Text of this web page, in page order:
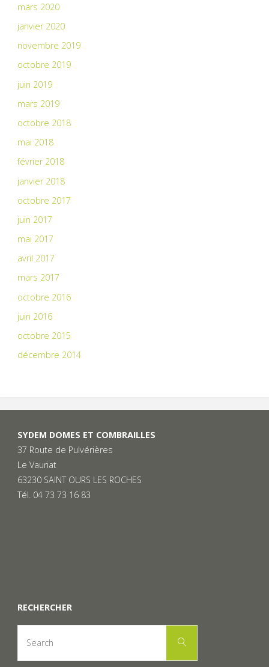
mars 2020
janvier 2020
novembre 2019
octobre 2019
juin 2019
mars 2019
octobre 2018
mai 2018
février 2018
janvier 2018
octobre 2017
juin 2017
mai 2017
avril 2017
mars 2017
octobre 2016
juin 2016
octobre 2015
décembre 2014
SYDEM DOMES ET COMBRAILLES
37 Route de Pulvérières
Le Vauriat
63230 SAINT OURS LES ROCHES
Tél. 04 73 73 16 83
RECHERCHER
Search